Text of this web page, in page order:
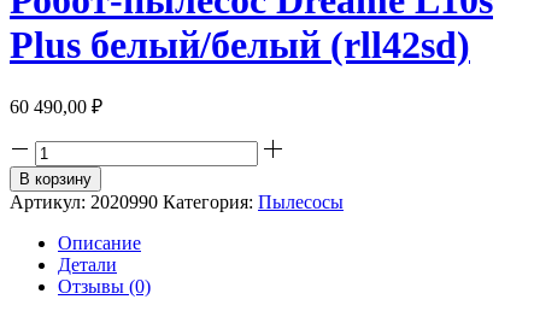
Plus белый/белый (rll42sd)
60 490,00 ₽
Количество
товара
Робот-
пылесос
Dreame
белый/
В корзину
Артикул: 2020990 Категория: Пылесосы
Описание
Детали
Отзывы (0)